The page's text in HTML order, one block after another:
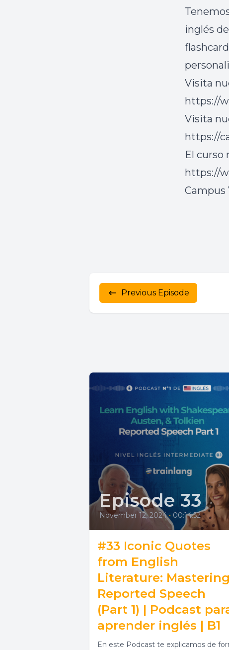
inglés
Visita
https://
Visita
https://
El curso
https://
Campus
Previous Episode
Episode 33
November 12, 2024 • 00:14:52
#33 Iconic Quotes
from English
Literature: Mastering
Reported Speech
(Part 1) | Podcast
aprender inglés | B1
En este Podcast te explicamos de